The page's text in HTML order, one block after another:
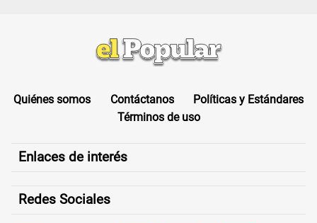
Quiénes somos Contáctanos
Políticas y Estándares
Términos de uso
Enlaces de interés
Redes Sociales